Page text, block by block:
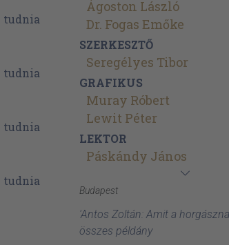
Ágoston László
Dr. Fogas Emőke
SZERKESZTŐ
Seregélyes Tibor
GRAFIKUS
Muray Róbert
Lewit Péter
LEKTOR
Páskándy János
Budapest
'Antos Zoltán: Amit a
összes példány